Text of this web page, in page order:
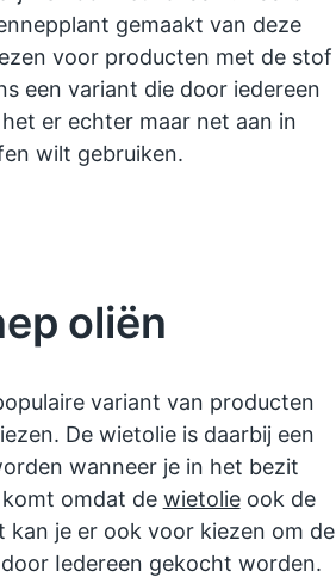
gemaakt van deze
voor producten met de stof
een variant die door iedereen
er echter maar net aan in
wilt gebruiken.
oliën
variant van producten
De wietolie is daarbij een
wanneer je in het bezit
omdat de wietolieook de
je er ook voor kiezen om de
Iedereen gekocht worden.